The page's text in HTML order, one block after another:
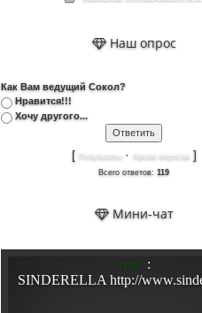
Наш опрос
Как Вам ведущий Сокол?
Нравится!!!
Хочу другого...
[ Результаты · Архив опросов]
Всего ответов: 119
Мини-чат